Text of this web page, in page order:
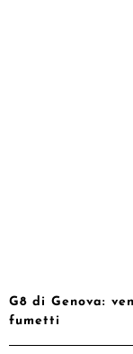
G8 di Genova:
fumetti